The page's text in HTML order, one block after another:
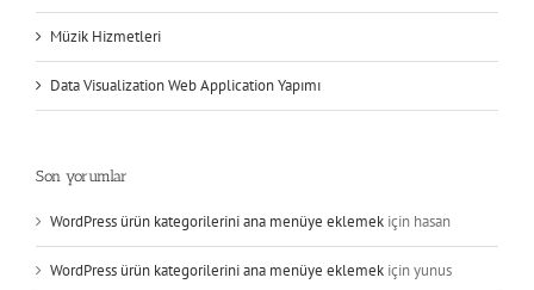
Müzik Hizmetleri
Data Visualization Web Application Yapımı
Son yorumlar
WordPress ürün kategorilerini ana menüye eklemek için hasan
WordPress ürün kategorilerini ana menüye eklemek içinyunus